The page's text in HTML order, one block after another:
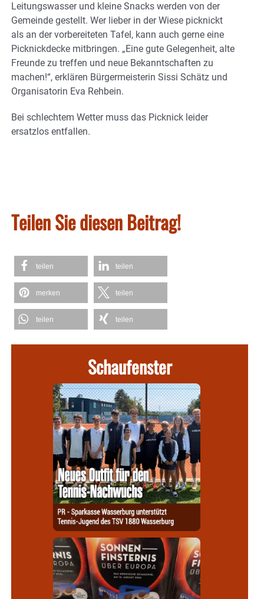
Leitungswasser und kleine Snacks werden von der
Gemeinde gestellt. Wer lieber in der Wiese picknickt
als an der vorbereiteten Tafel, kann auch gerne eine
Picknickdecke mitbringen. „Eine gute Gelegenheit, alte
Freunde zu treffen und neue Bekanntschaften zu
machen!“, erklären Bürgermeisterin Sissi Schätz und
Organisatorin Eva Rehbein.
Bei schlechtem Wetter muss das Picknick leider
ersatzlos entfallen.
Teilen Sie diesen Beitrag!
teilen teilen
merken teilen
teilen teilen
Schaufenster